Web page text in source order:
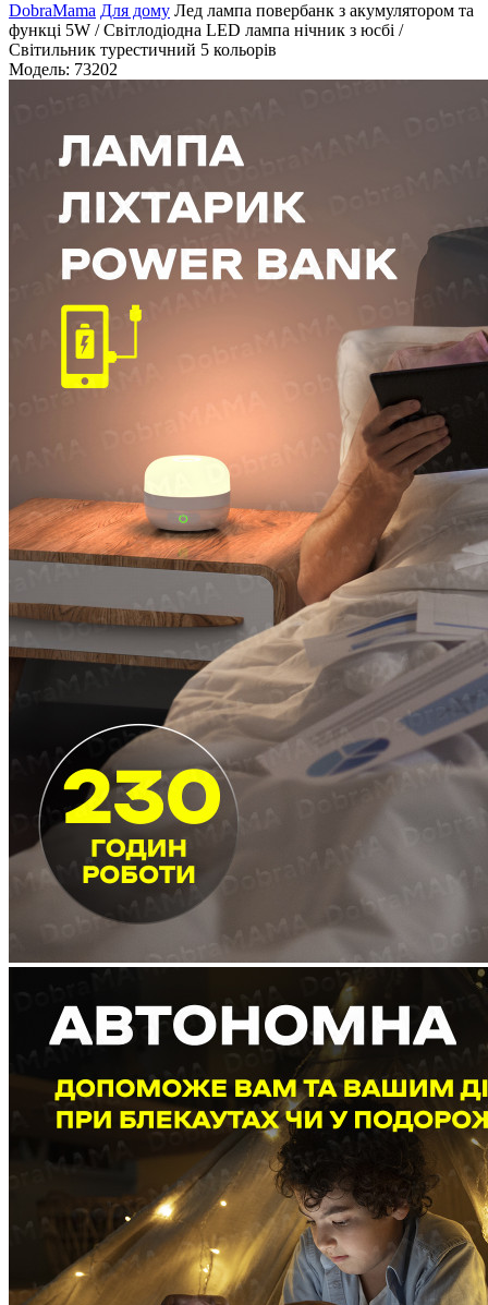
DobraMama Для дому Лед лампа повербанк з акумулятором та
функці 5W / Світлодіодна LED лампа нічник з юсбі /
Світильник турестичний 5 кольорів
Модель: 73202